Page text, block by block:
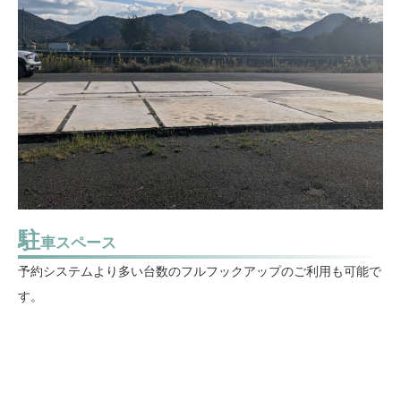
駐車スペース
予約システムより多い台数のフルフックアップのご利用も可能で
す。